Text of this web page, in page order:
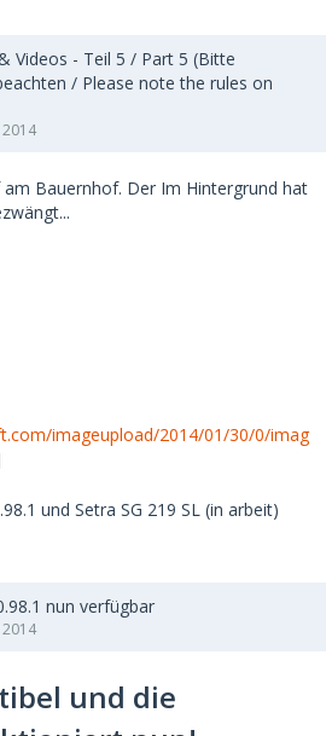
Videos - Teil 5 / Part 5 (Bitte
/ Please note the rules on
2014
Bauernhof. Der Im Hintergrund hat
imageupload/2014/01/30/0/imag
und Setra SG 219 SL (in arbeit)
nun verfügbar
2014
und die